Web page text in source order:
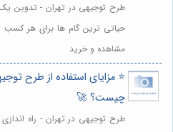
طرح توجیهی در تهران - تدوین
حیاتی ترین گام ها برای هر
مشاهده و خرید
⭐️ مزایای استفاده از طرح
چیست؟ 🚀
طرح توجیهی در تهران - راه